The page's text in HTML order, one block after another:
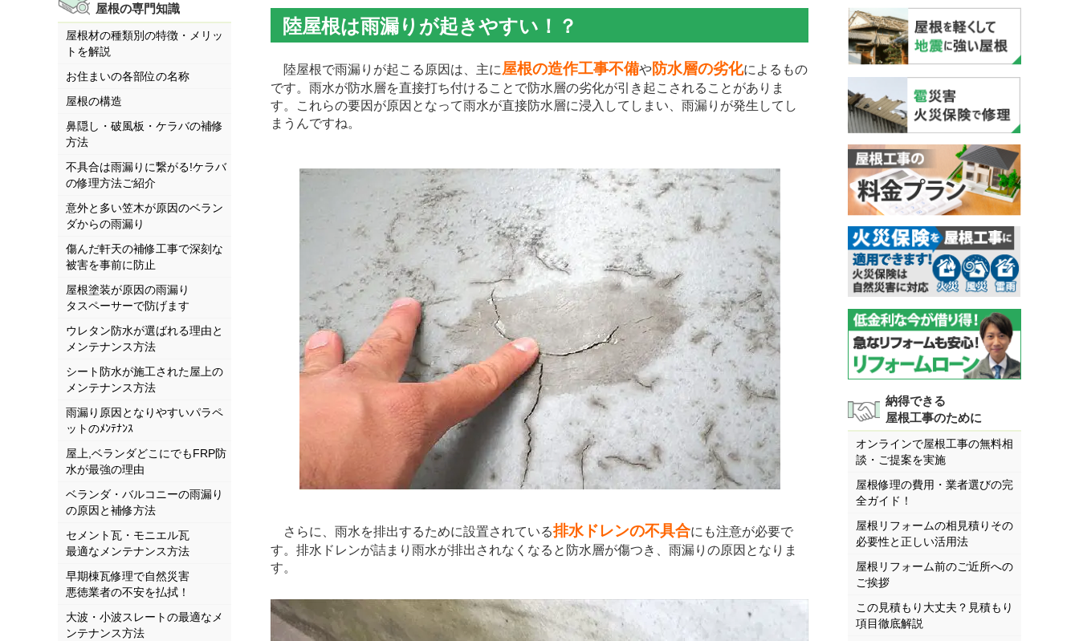
屋根の専門知識
屋根材の種類別の特徴・メリッ
トを解説
お住まいの各部位の名称
屋根の構造
鼻隠し・破風板・ケラバの補修
方法
不具合は雨漏りに繋がる!ケラバ
の修理方法ご紹介
意外と多い笠木が原因のベラン
ダからの雨漏り
傷んだ軒天の補修工事で深刻な
被害を事前に防止
屋根塗装が原因の雨漏り
タスペーサーで防げます
ウレタン防水が選ばれる理由と
メンテナンス方法
シート防水が施工された屋上の
メンテナンス方法
雨漏り原因となりやすいパラペ
ットのﾒﾝﾃﾅﾝｽ
屋上,ベランダどこにでもFRP防
水が最強の理由
ベランダ・バルコニーの雨漏り
の原因と補修方法
セメント瓦・モニエル瓦
最適なメンテナンス方法
早期棟瓦修理で自然災害
悪徳業者の不安を払拭！
大波・小波スレートの最適なメ
ンテナンス方法
陸屋根は雨漏りが起きやすい！？
陸屋根で雨漏りが起こる原因は、主に 屋根の造作工事不備や防水層の劣化によるもの
です。雨水が防水層を直接打ち付けることで防水層の劣化が引き起こされることがありま
す。これらの要因が原因となって雨水が直接防水層に浸入してしまい、雨漏りが発生してし
まうんですね。
さらに、雨水を排出するために設置されている排水ドレンの不具合にも注意が必要で
す。排水ドレンが詰まり雨水が排出されなくなると防水層が傷つき、雨漏りの原因となりま
す。
納得できる
屋根工事のために
オンラインで屋根工事の無料相
談・ご提案を実施
屋根修理の費用・業者選びの完
全ガイド！
屋根リフォームの相見積りその
必要性と正しい活用法
屋根リフォーム前のご近所への
ご挨拶
この見積もり大丈夫？見積もり
項目徹底解説